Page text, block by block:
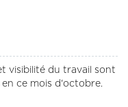
visibilité du travail sont
ce mois d'octobre.